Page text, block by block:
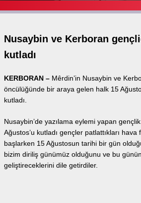
Nusaybin ve Kerboran
kutladı
KERBORAN – Mêrdin’in Nusaybin ve
öncülüğünde bir araya gelen halk 15
kutladı.
Nusaybin’de yazılama eylemi yapan
Ağustos’u kutladı gençler patlattıkları
başlarken 15 Ağustosun tarihi bir gün
bizim diriliş günümüz olduğunu ve bu
geliştireceklerini dile getirdiler.